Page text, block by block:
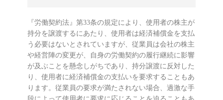
『労働契約法』第33条の規定により、使用者の株主が
持分を譲渡するにあたり、使用者は経済補償金を支払
う必要はないとされていますが、従業員は会社の株主
や経営陣の変更が、自身の労働契約の履行継続に影響
が及ぶことを懸念しがちであり、持分譲渡に反対した
り、使用者に経済補償金の支払いを要求することもあ
ります。従業員の要求が満たされない場合、過激な手